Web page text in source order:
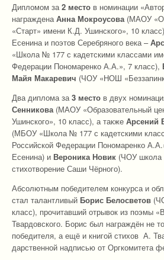
Дипломом за 2 место в номинации
награждена Анна Мокроусова (МАОУ
«Старт» имени К.Д. Ушинского», 10
Есенина и поэтов Серебряного века –
«Школа № 177 с кадетскими классами
Федерации Пономаренко А.А.», 7 класс),
Майя Макаревич (ЧОУ «НОШ
Два диплома за 3 место в двух
Сенникова (МАОУ «Образовательный
Ушинского», 10 класс), а также Арсений
(МБОУ «Школа № 177 с кадетскими
Российской Федерации Пономаренко
Есенина) и Вероника Новик (ЧОУ школа
стихотворение Саши Чёрного).
Абсолютным победителем конкурса и
стал талантливый Борис Белосветов
класс), прочитавший отрывок из поэмы
Твардовского. Борис был награждён не
победителя, а ещё и книгой стихов А.
дарственной надписью от Оргкомитета